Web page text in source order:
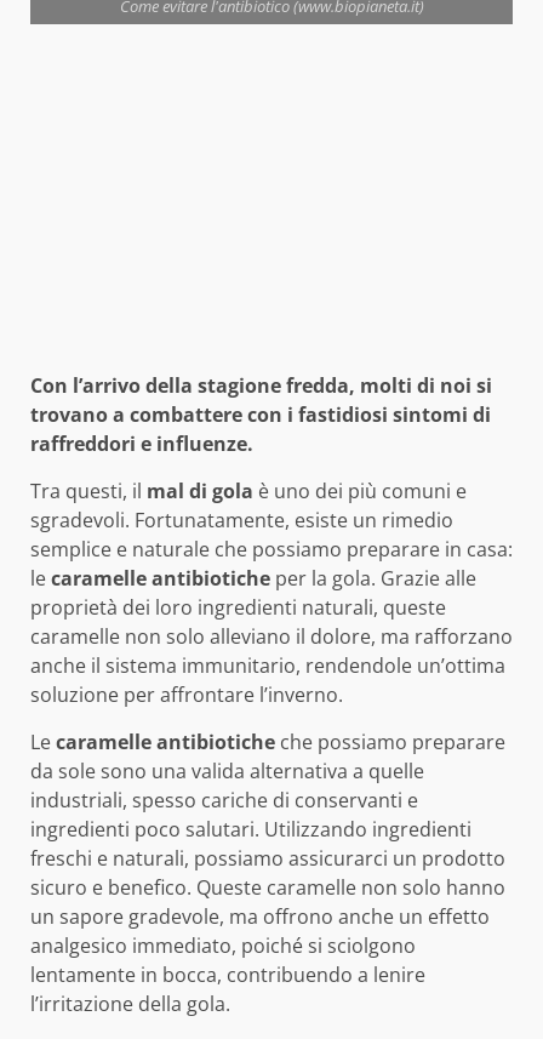
Come evitare l'antibiotico (www.biopianeta.it)
Con l’arrivo della stagione fredda, molti di noi si
trovano a combattere con i fastidiosi sintomi di
raffreddori e influenze.
Tra questi, il mal di gola è uno dei più comuni e
sgradevoli. Fortunatamente, esiste un rimedio
semplice e naturale che possiamo preparare in casa:
lecaramelle antibiotiche per la gola. Grazie alle
proprietà dei loro ingredienti naturali, queste
caramelle non solo alleviano il dolore, ma rafforzano
anche il sistema immunitario, rendendole un’ottima
soluzione per affrontare l’inverno.
Lecaramelle antibiotiche che possiamo preparare
da sole sono una valida alternativa a quelle
industriali, spesso cariche di conservanti e
ingredienti poco salutari. Utilizzando ingredienti
freschi e naturali, possiamo assicurarci un prodotto
sicuro e benefico. Queste caramelle non solo hanno
un sapore gradevole, ma offrono anche un effetto
analgesico immediato, poiché si sciolgono
lentamente in bocca, contribuendo a lenire
l’irritazione della gola.